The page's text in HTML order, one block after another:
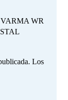
VARMA WR
Los